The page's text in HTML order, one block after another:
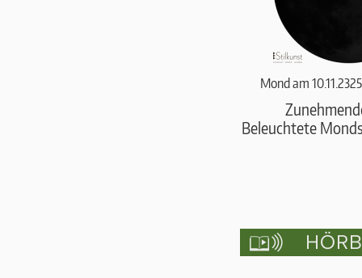
Mond am
Beleuchtete
